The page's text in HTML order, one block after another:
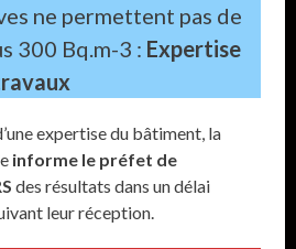
ne permettent pas de
300 Bq.m-3 : Expertise
expertise du bâtiment, la
informe le préfet de
des résultats dans un délai
leur réception.